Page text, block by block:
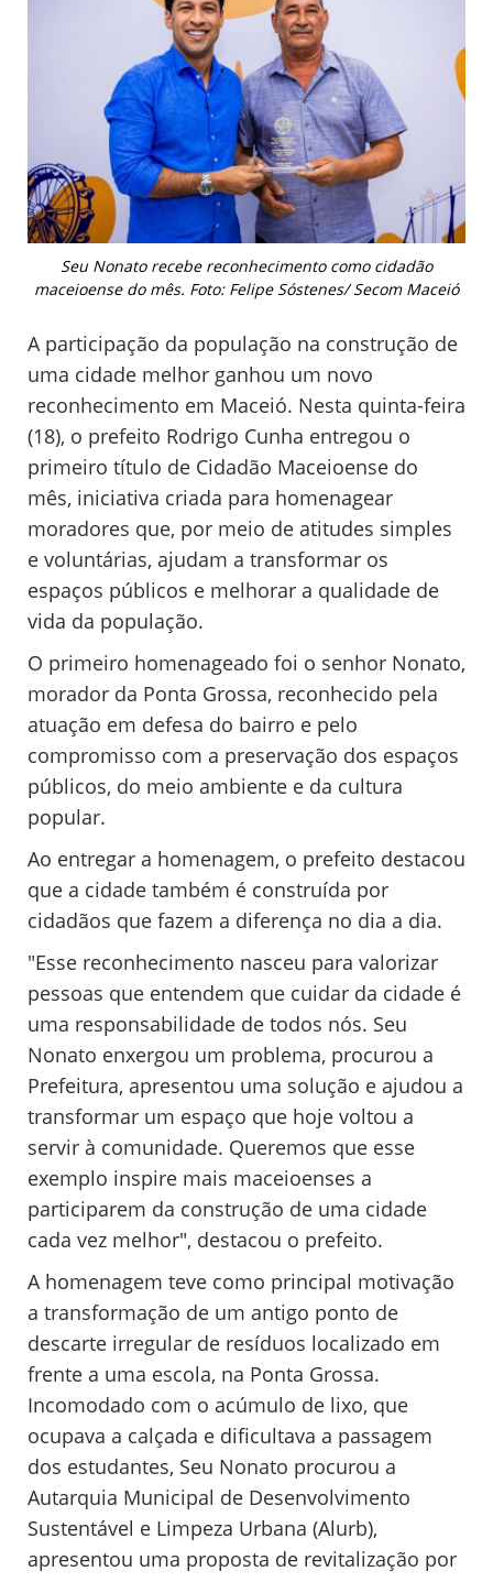
Seu Nonato recebe reconhecimento como cidadão
maceioense do mês. Foto: Felipe Sóstenes/ Secom Maceió
A participação da população na construção de
uma cidade melhor ganhou um novo
reconhecimento em Maceió. Nesta quinta-feira
(18), o prefeito Rodrigo Cunha entregou o
primeiro título de Cidadão Maceioense do
mês, iniciativa criada para homenagear
moradores que, por meio de atitudes simples
e voluntárias, ajudam a transformar os
espaços públicos e melhorar a qualidade de
vida da população.
O primeiro homenageado foi o senhor Nonato,
morador da Ponta Grossa, reconhecido pela
atuação em defesa do bairro e pelo
compromisso com a preservação dos espaços
públicos, do meio ambiente e da cultura
popular.
Ao entregar a homenagem, o prefeito destacou
que a cidade também é construída por
cidadãos que fazem a diferença no dia a dia.
"Esse reconhecimento nasceu para valorizar
pessoas que entendem que cuidar da cidade é
uma responsabilidade de todos nós. Seu
Nonato enxergou um problema, procurou a
Prefeitura, apresentou uma solução e ajudou a
transformar um espaço que hoje voltou a
servir à comunidade. Queremos que esse
exemplo inspire mais maceioenses a
participarem da construção de uma cidade
cada vez melhor", destacou o prefeito.
A homenagem teve como principal motivação
a transformação de um antigo ponto de
descarte irregular de resíduos localizado em
frente a uma escola, na Ponta Grossa.
Incomodado com o acúmulo de lixo, que
ocupava a calçada e dificultava a passagem
dos estudantes, Seu Nonato procurou a
Autarquia Municipal de Desenvolvimento
Sustentável e Limpeza Urbana (Alurb),
apresentou uma proposta de revitalização por